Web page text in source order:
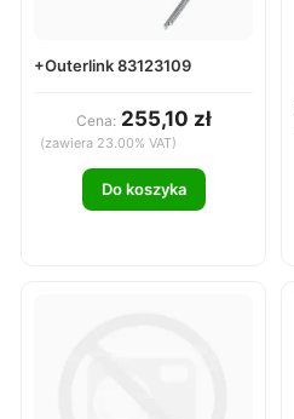
+Outerlink 83123109
Cena: 255,10 zł
(zawiera 23.00% VAT)
Do koszyka